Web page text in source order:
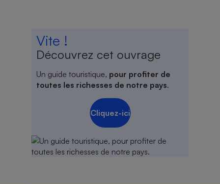
Vite !
Découvrez cet ouvrage
Un guide touristique, pour profiter de
toutes les richesses de notre pays.
Cliquez-ici